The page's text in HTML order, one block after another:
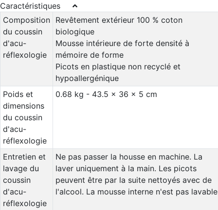
Caractéristiques
Composition
du coussin
d'acu-
réflexologie
Revêtement extérieur 100 % coton
biologique
Mousse intérieure de forte densité à
mémoire de forme
Picots en plastique non recyclé et
hypoallergénique
Poids et
dimensions
du coussin
d'acu-
réflexologie
0.68 kg - 43.5 x 36 x 5 cm
Entretien et
lavage du
coussin
d'acu-
réflexologie
Ne pas passer la housse en machine. La
laver uniquement à la main. Les picots
peuvent être par la suite nettoyés avec de
l'alcool. La mousse interne n'est pas